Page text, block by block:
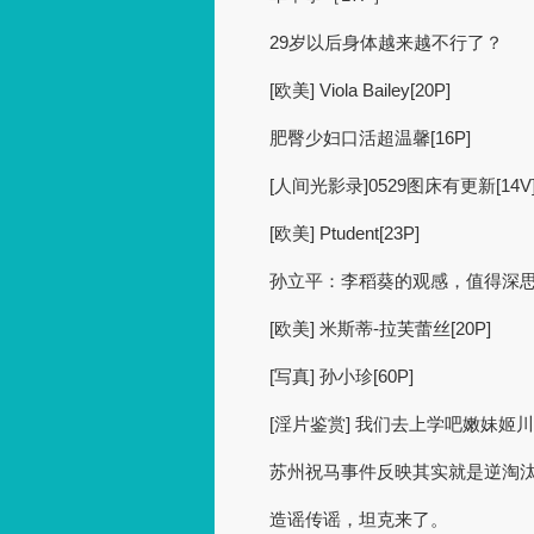
29岁以后身体越来越不行了？
[欧美] Viola Bailey[20P]
肥臀少妇口活超温馨[16P]
[人间光影录]0529图床有更新[14V]
[欧美] Ptudent[23P]
孙立平：李稻葵的观感，值得深
[欧美] 米斯蒂-拉芙蕾丝[20P]
[写真] 孙小珍[60P]
[淫片鉴赏] 我们去上学吧嫩妹姬
苏州祝马事件反映其实就是逆淘
造谣传谣，坦克来了。